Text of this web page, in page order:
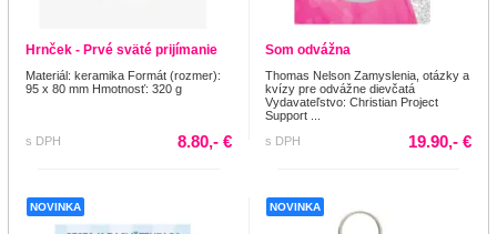
Hrnček - Prvé sväté prijímanie
Materiál: keramika Formát (rozmer):
95 x 80 mm Hmotnosť: 320 g
s DPH 8.80,- €
Som odvážna
Thomas Nelson Zamyslenia, otázky a
kvízy pre odvážne dievčatá
Vydavateľstvo: Christian Project
Support ...
s DPH
19.90,- €
NOVINKA NOVINKA